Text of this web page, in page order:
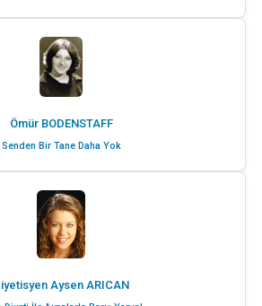
Ömür BODENSTAFF
Senden Bir Tane Daha Yok
Aysen ARICAN